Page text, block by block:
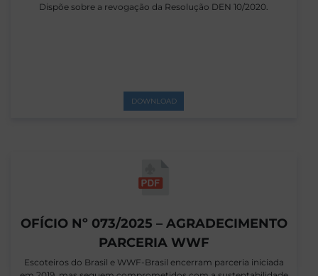
Dispõe sobre a revogação da Resolução DEN 10/2020.
DOWNLOAD
OFÍCIO Nº 073/2025 – AGRADECIMENTO
PARCERIA WWF
Escoteiros do Brasil e WWF-Brasil encerram parceria iniciada